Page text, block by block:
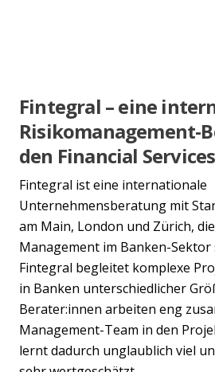
Fintegral – eine
Risikomanagement-
den Financial
Fintegral ist eine internationale
Unternehmensberatung mit
am Main, London und Zürich,
Management im Banken-
Fintegral begleitet komplexe
in Banken unterschiedlicher
Berater:innen arbeiten eng
Management-Team in den
lernt dadurch unglaublich viel